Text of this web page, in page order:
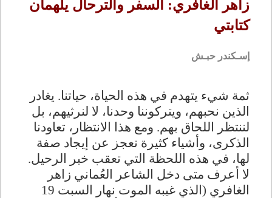
زاهر الغافري: السفر والترحال يلهمان
كتابتي
إسـكندر حبـش
ثمة شيء يتهدم في هذه الحياة، حياتنا. يغادر
الذين نحبهم، ويتركوننا وحدنا، لا لنرثيهم، بل
لننتظر اللحاق بهم. ومع هذا الانتظار، تعاودنا
الذكرى، وأشياء كثيرة نعجز عن إيجاد صفة
لها، في هذه اللحظة التي تعقب خبر الرحيل.
لا أعرف متى دخل الشاعر العُماني زاهر
الغافري (الذي غيبه الموت نهار السبت 19